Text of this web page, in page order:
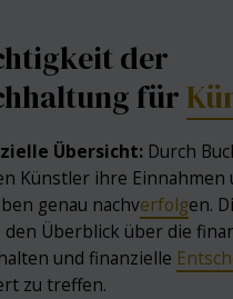
der
für
Übersicht: Durch
Künstler ihre Einnahmen
genau nachverfolgen.
den Überblick über die
und finanzielle
zu treffen.